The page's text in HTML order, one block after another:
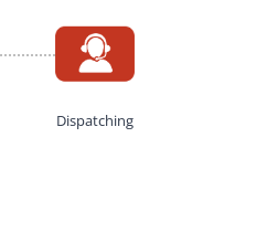
Dispatching